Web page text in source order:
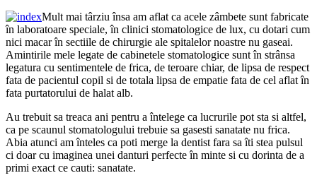
Mult mai târziu însa am aflat ca acele zâmbete sunt fabricate
în laboratoare speciale, în clinici stomatologice de lux, cu dotari cum
nici macar în sectiile de chirurgie ale spitalelor noastre nu gaseai.
Amintirile mele legate de cabinetele stomatologice sunt în strânsa
legatura cu sentimentele de frica, de teroare chiar, de lipsa de respect
fata de pacientul copil si de totala lipsa de empatie fata de cel aflat în
fata purtatorului de halat alb.
Au trebuit sa treaca ani pentru a întelege ca lucrurile pot sta si altfel,
ca pe scaunul stomatologului trebuie sa gasesti sanatate nu frica.
Abia atunci am înteles ca poti merge la dentist fara sa îti stea pulsul
ci doar cu imaginea unei danturi perfecte în minte si cu dorinta de a
primi exact ce cauti: sanatate.